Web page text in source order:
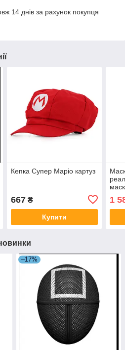
14 днів за рахунок покупця
Кепка Супер Маріо картуз
667₴
Купити
1
–17%